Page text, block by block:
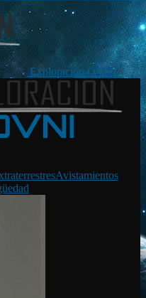
Exploración OVNI
Avistamientos